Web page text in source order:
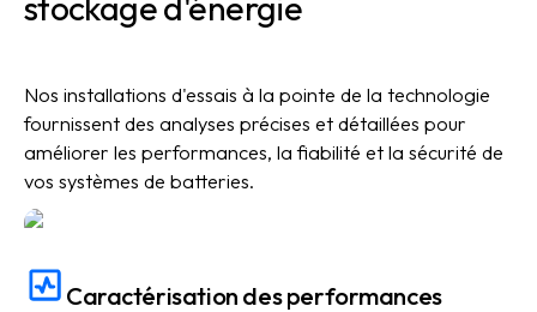
Nos installations d'essais à la pointe de la technologie
fournissent des analyses précises et détaillées pour
améliorer les performances, la fiabilité et la sécurité de
vos systèmes de batteries.
Caractérisation des performances